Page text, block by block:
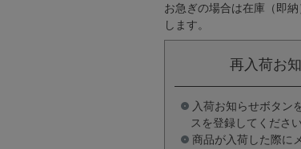
お急ぎの場合は在庫（即納
します。
再入荷お
入荷お知らせボタン
スを登録してください
商品が入荷した際に